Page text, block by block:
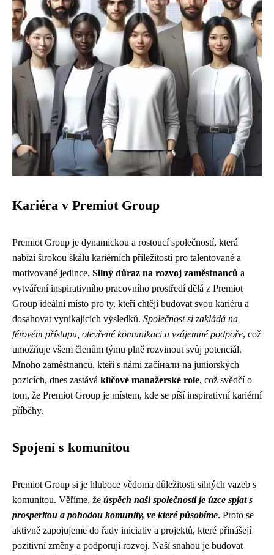
Kariéra v Premiot Group
Premiot Group je dynamickou a rostoucí společností, která
nabízí širokou škálu kariérních příležitostí pro talentované a
motivované jedince. Silný důraz na rozvoj zaměstnanců a
vytváření inspirativního pracovního prostředí dělá z Premiot
Group ideální místo pro ty, kteří chtějí budovat svou kariéru a
dosahovat vynikajících výsledků. Společnost si zakládá na
férovém přístupu, otevřené komunikaci a vzájemné podpoře, což
umožňuje všem členům týmu plně rozvinout svůj potenciál.
Mnoho zaměstnanců, kteří s námi začíнали na juniorských
pozicích, dnes zastává klíčové manažerské role, což svědčí o
tom, že Premiot Group je místem, kde se píší inspirativní kariérní
příběhy.
Spojení s komunitou
Premiot Group si je hluboce vědoma důležitosti silných vazeb s
komunitou. Věříme, že úspěch naší společnosti je úzce spjat s
prosperitou a pohodou komunity, ve které působíme. Proto se
aktivně zapojujeme do řady iniciativ a projektů, které přinášejí
pozitivní změny a podporují rozvoj. Naší snahou je budovat